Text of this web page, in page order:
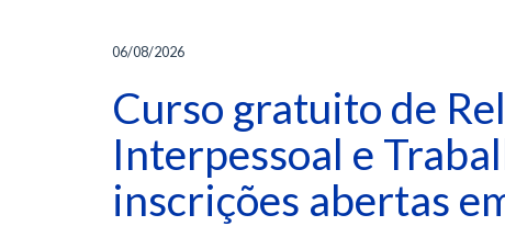
06/08/2026
Curso gratuito de
Interpessoal e
inscrições abertas